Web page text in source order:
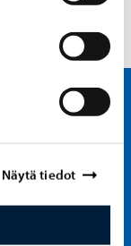
Näytä tiedot
Porvoo – Gå till